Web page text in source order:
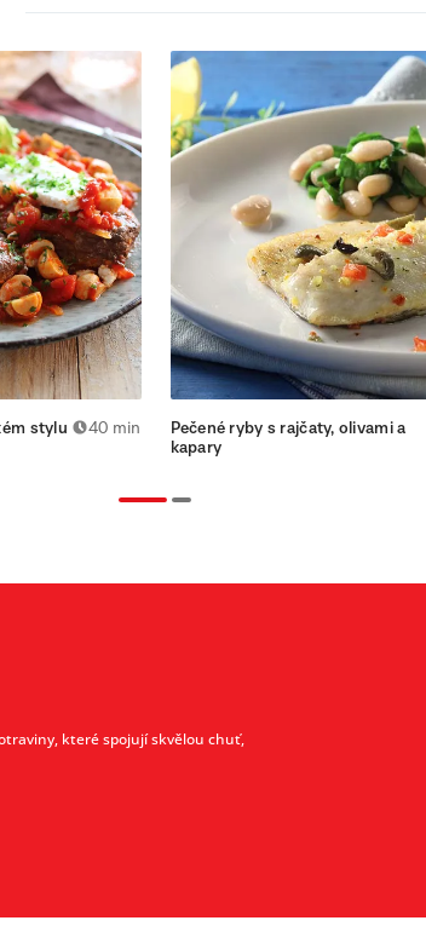
stylu 40 min
Pečené ryby s rajčaty, olivami a
kapary
které spojují skvělou chuť,